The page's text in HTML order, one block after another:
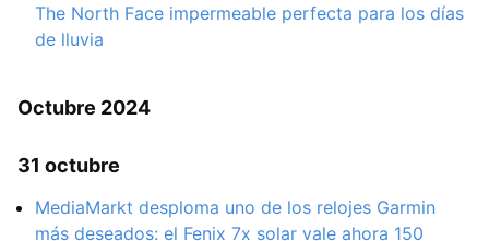
The North Face impermeable perfecta para los días
de lluvia
Octubre 2024
31 octubre
MediaMarkt desploma uno de los relojes Garmin
más deseados: el Fenix 7x solar vale ahora 150